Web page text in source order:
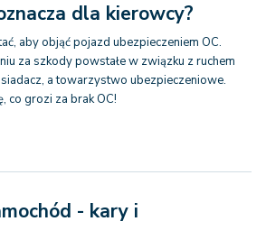
dla kierowcy?
aby objąć pojazd ubezpieczeniem OC.
za szkody powstałe w związku z ruchem
a towarzystwo ubezpieczeniowe.
co grozi za brak OC!
- kary i